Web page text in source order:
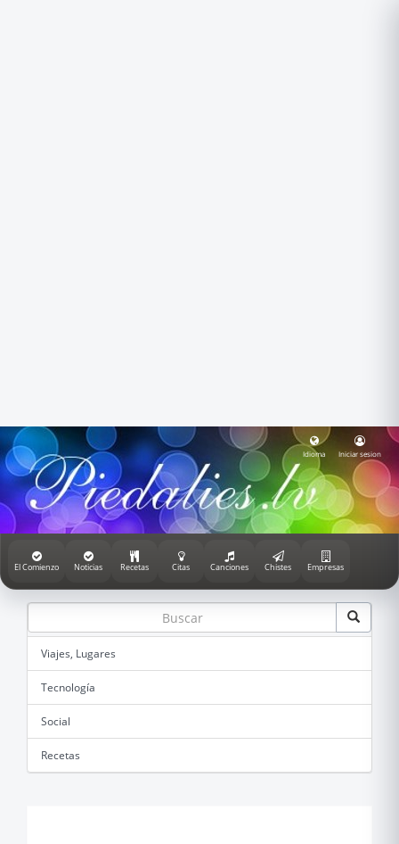
Idioma Iniciar sesion
El Comienzo Noticias Recetas Citas Canciones Chistes Empresas
Viajes, Lugares
Tecnología
Social
Recetas